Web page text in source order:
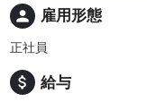
person 雇用形態
正社員
attach_money 給与